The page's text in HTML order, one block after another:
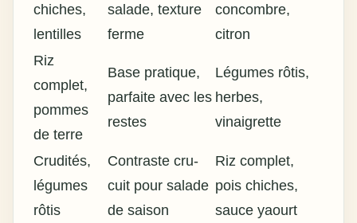
chiches,
lentilles
salade, texture
ferme
concombre,
citron
Riz
complet,
pommes
de terre
Base pratique,
parfaite avec les
restes
Légumes rôtis,
herbes,
vinaigrette
Crudités,
légumes
rôtis
Contraste cru-
cuit pour salade
de saison
Riz complet,
pois chiches,
sauce yaourt